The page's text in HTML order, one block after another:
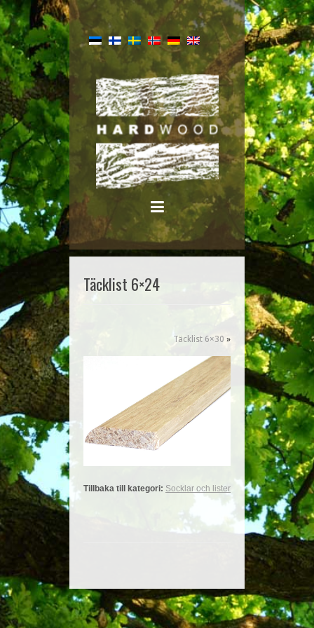
Täcklist 6×24
Täcklist 6×30 »
Tillbaka till kategori: Socklar och lister